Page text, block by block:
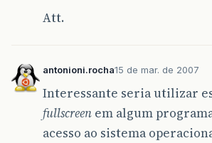
Att.
antonioni.rocha15 de mar. de 2007
Interessante seria utilizar
fullscreen em algum
acesso ao sistema